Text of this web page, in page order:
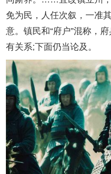
免为民，人任次叙，一准
意。镇民和“府户”混称，
有关系;下面仍当论及。